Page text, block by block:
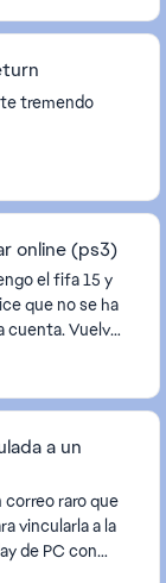
tremendo
online (ps3)
que no se ha
cuenta. Vuelve
a un
correo raro que
vincularla a la
de PC con